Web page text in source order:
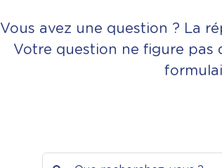
Vous avez une question ? La
Votre question ne figure pas